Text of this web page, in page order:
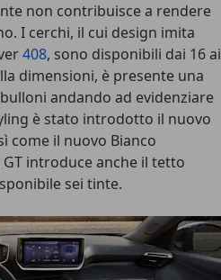
non contribuisce a rendere
I cerchi, il cui design imita
408, sono disponibili dai 16 ai
dimensioni, è presente una
andando ad evidenziare
è stato introdotto il nuovo
come il nuovo Bianco
introduce anche il tetto
sei tinte.